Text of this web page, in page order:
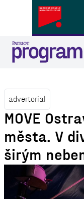
advertorial
MOVE
města. V
širým